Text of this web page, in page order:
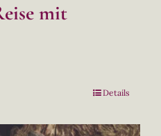
mit
Details